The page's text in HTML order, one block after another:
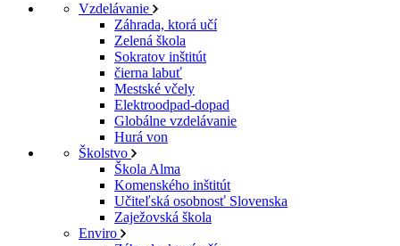
Vzdelávanie
Záhrada, ktorá učí
Zelená škola
Sokratov inštitút
čierna labuť
Mestské včely
Elektroodpad-dopad
Globálne vzdelávanie
Hurá von
Školstvo
Škola Alma
Komenského inštitút
Učiteľská osobnosť Slovenska
Zaježovská škola
Enviro